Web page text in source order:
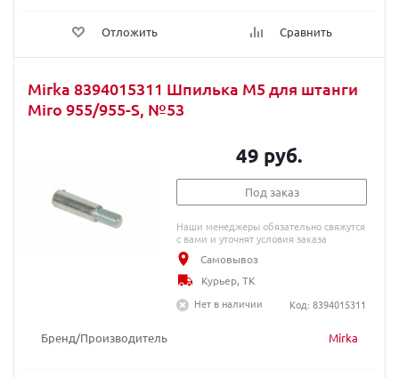
Отложить Сравнить
Mirka 8394015311 Шпилька М5 для штанги
Miro 955/955-S, №53
Бренд/Производитель Mirka
49 руб.
Под заказ
Наши менеджеры обязательно свяжутся
с вами и уточнят условия заказа
Самовывоз
Курьер, ТК
Нет в наличии
Код: 8394015311